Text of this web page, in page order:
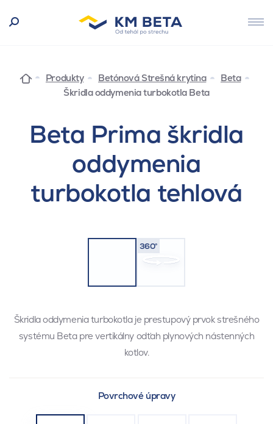
Produkty Betónová Strešná krytina
Beta
Škridla oddymenia turbokotla Beta
Beta Prima škridla
oddymenia
turbokotla tehlová
360°
Škridla oddymenia turbokotla je prestupový prvok strešného
systému Beta pre vertikálny odťah plynových nástenných
kotlov.
Povrchové úpravy